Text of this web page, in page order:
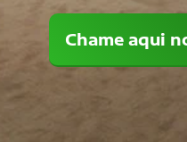
Chame aqui